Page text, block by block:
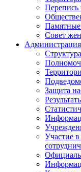
Перепись
Памятные
Совет
Администрация
Защита
Участие